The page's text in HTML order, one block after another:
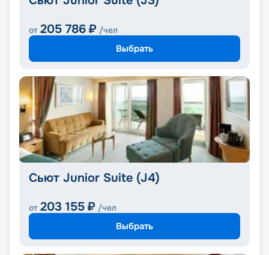
от 205 786 ₽ /чел
Выбрать
Сьют Junior Suite (J4)
от 203 155 ₽ /чел
Выбрать